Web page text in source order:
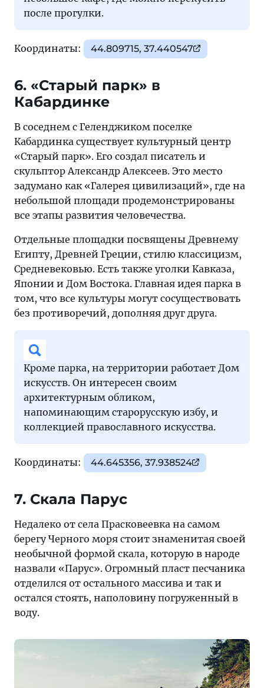
после прогулки.
Координаты: 44.809715, 37.440547
6. «Старый парк» в
Кабардинке
В соседнем с Геленджиком поселке
Кабардинка существует культурный центр
«Старый парк». Его создал писатель и
скульптор Александр Алексеев. Это место
задумано как «Галерея цивилизаций», где на
небольшой площади продемонстрированы
все этапы развития человечества.
Отдельные площадки посвящены Древнему
Египту, Древней Греции, стилю классицизм,
Средневековью. Есть также уголки Кавказа,
Японии и Дом Востока. Главная идея парка в
том, что все культуры могут сосуществовать
без противоречий, дополняя друг друга.
Кроме парка, на территории работает Дом
искусств. Он интересен своим
архитектурным обликом,
напоминающим старорусскую избу, и
коллекцией православного искусства.
Координаты: 44.645356, 37.938524
7. Скала Парус
Недалеко от села Прасковеевка на самом
берегу Черного моря стоит знаменитая своей
необычной формой скала, которую в народе
назвали «Парус». Огромный пласт песчаника
отделился от остального массива и так и
остался стоять, наполовину погруженный в
воду.